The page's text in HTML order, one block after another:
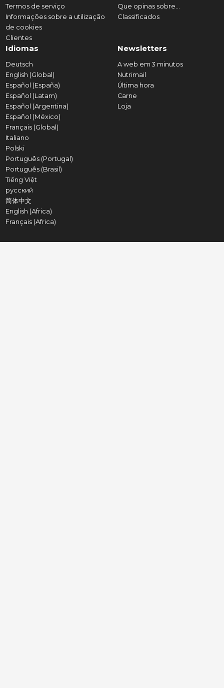
Termos de serviço
Informações sobre a utilização
de cookies
Clientes
Que opinas sobre...
Classificados
Idiomas
Deutsch
English (Global)
Español (España)
Español (Latam)
Español (Argentina)
Español (México)
Français (Global)
Italiano
Polski
Português (Portugal)
Português (Brasil)
Tiếng Việt
русский
简体中文
English (Africa)
Français (Africa)
Newsletters
A web em 3 minutos
Nutrimail
Última hora
Carne
Loja